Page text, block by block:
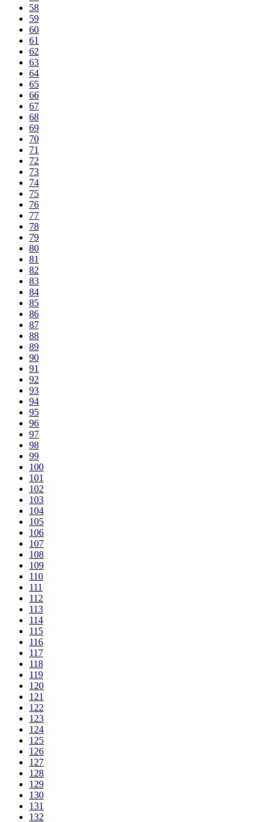
58
59
60
61
62
63
64
65
66
67
68
69
70
71
72
73
74
75
76
77
78
79
80
81
82
83
84
85
86
87
88
89
90
91
92
93
94
95
96
97
98
99
100
101
102
103
104
105
106
107
108
109
110
111
112
113
114
115
116
117
118
119
120
121
122
123
124
125
126
127
128
129
130
131
132